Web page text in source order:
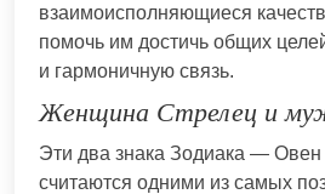
взаимоисполняющиеся
помочь им достичь общих
и гармоничную связь.
Женщина Стрелец и
Эти два знака Зодиака —
считаются одними из самых